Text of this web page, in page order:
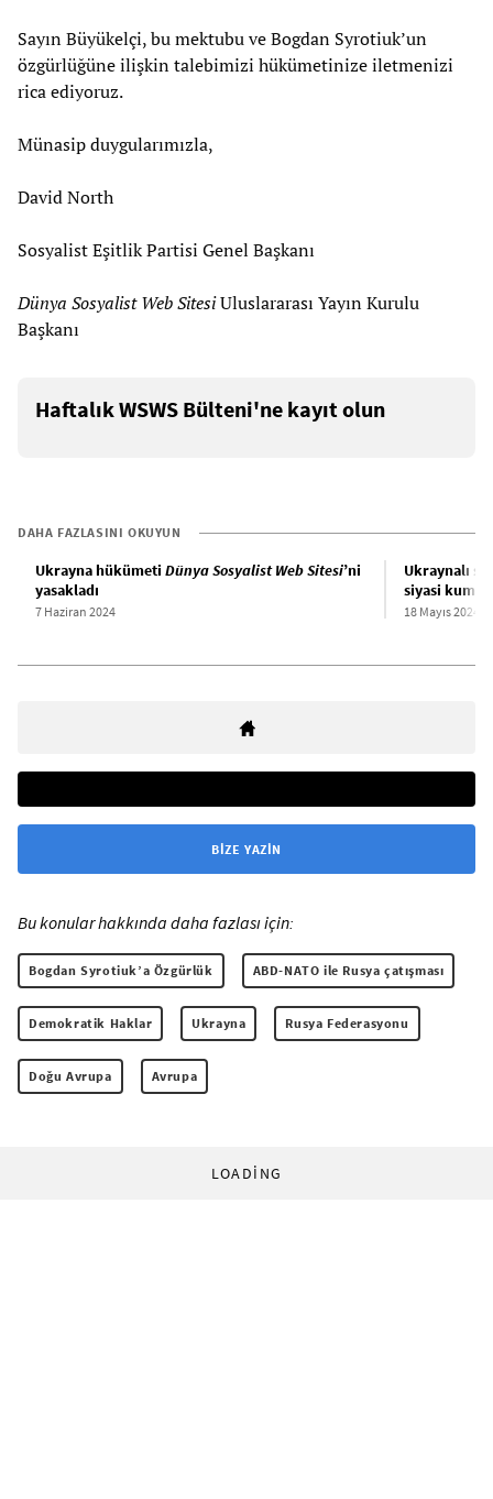
Sayın Büyükelçi, bu mektubu ve Bogdan Syrotiuk’un
özgürlüğüne ilişkin talebimizi hükümetinize iletmenizi
rica ediyoruz.
Münasip duygularımızla,
David North
Sosyalist Eşitlik Partisi Genel Başkanı
Dünya Sosyalist Web SitesiUluslararası Yayın Kurulu
Başkanı
Haftalık WSWS Bülteni'ne kayıt olun
DAHA FAZLASINI OKUYUN
Ukrayna hükümeti Dünya Sosyalist Web Sitesi’ni
yasakladı
7 Haziran 2024
Ukraynalı
siyasi
18 Mayıs 2024
BIZE YAZIN
Bu konular hakkında daha fazlası için:
Bogdan Syrotiuk’a Özgürlük ABD-NATO ile Rusya çatışması
Demokratik Haklar Ukrayna Rusya Federasyonu
Doğu Avrupa Avrupa
LOADING